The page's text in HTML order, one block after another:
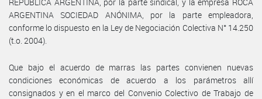
ARGENTINA SOCIEDAD ANÓNIMA, por la parte empleadora,
conforme lo dispuesto en la Ley de Negociación Colectiva N° 14.250
(t.o. 2004).
Que bajo el acuerdo de marras las partes convienen nuevas
condiciones económicas de acuerdo a los parámetros allí
consignados y en el marco del Convenio Colectivo de Trabajo de